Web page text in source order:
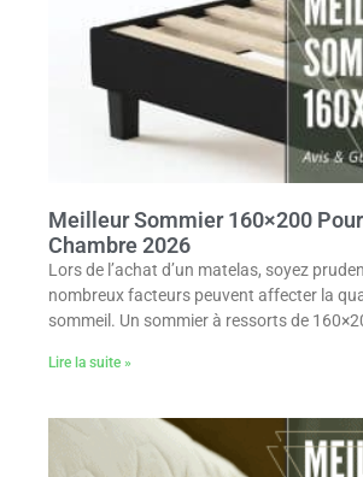
Meilleur Sommier 160×200
Chambre 2026
Lors de l’achat d’un matelas, soyez
nombreux facteurs peuvent affecter la
sommeil. Un sommier à ressorts de
Lire la suite »